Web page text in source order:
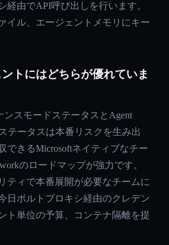
経由でAPI呼び出しを行います。
イル、エージェントメモリにキー
トにはどちらが優れていま
ンスモードステータスとAgent
テータスは本番リスクを生み出
できるMicrosoftネイティブなチー
のロードマップが強力です。
ティで本番展開が必要なチームに
日ボルトプロキシ経由のクレデン
ト単位の予算、コンテナ隔離を提